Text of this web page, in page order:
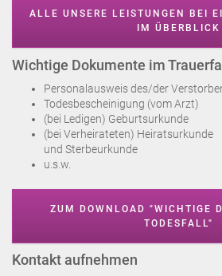
ALLE UNSERE LEISTUNGEN BEI
IM ÜBERBLICK
Wichtige Dokumente im
Personalausweis des/der
Todesbescheinigung (vom Arzt)
(bei Ledigen) Geburtsurkunde
(bei Verheirateten) Heiratsurkunde
und Sterbeurkunde
u.s.w.
ZUM DOWNLOAD "WICHTIGE
TODESFALL"
Kontakt aufnehmen